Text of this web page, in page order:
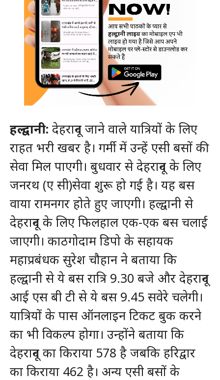
हल्द्वानी: देहरादून जाने वाले यात्रियों के लिए
राहत भरी खबर है। गर्मी में उन्हें एसी बसों की
सेवा मिल पाएगी। बुधवार से देहरादून के लिए
जनरथ (ए सी)सेवा शुरू हो गई है। यह बस
वाया रामनगर होते हुए जाएगी। हल्द्वानी से
देहरादून के लिए फिलहाल एक-एक बस चलाई
जाएगी। काठगोदाम डिपो के सहायक
महाप्रबंधक सुरेश चौहान ने बताया कि
हल्द्वानी से ये बस रात्रि 9.30 बजे और देहरादून
आई एस बी टी से ये बस 9.45 सवेरे चलेगी।
यात्रियों के पास ऑनलाइन टिकट बुक करने
का भी विकल्प होगा। उन्होंने बताया कि
देहरादून का किराया 578 है जबकि हरिद्वार
का किराया 462 है। अन्य एसी बसों के